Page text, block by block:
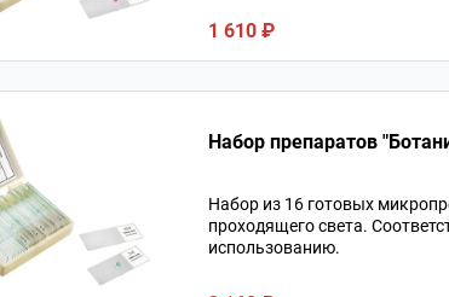
1 610 ₽
Набор препаратов
Набор из 16 готовых
проходящего света.
использованию.